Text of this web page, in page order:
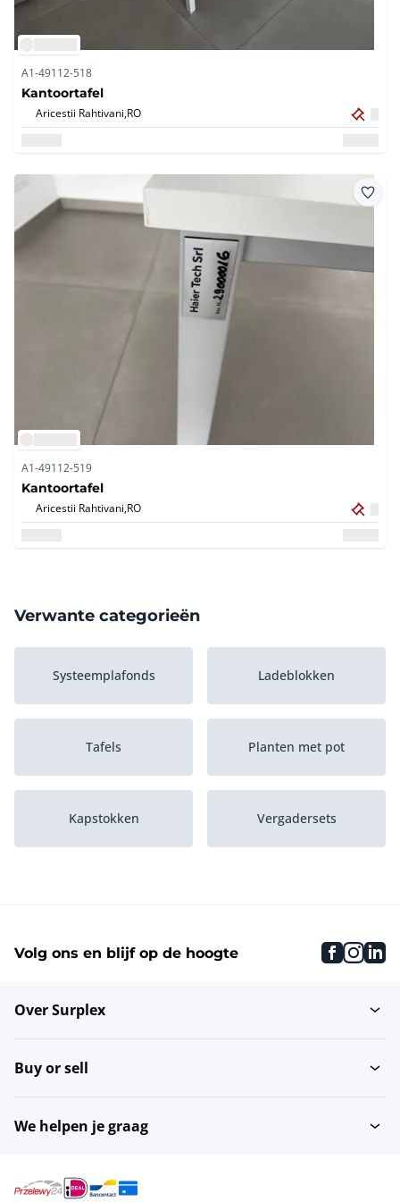
A1-49112-518
Kantoortafel
Aricestii Rahtivani,RO
A1-49112-519
Kantoortafel
Aricestii Rahtivani,RO
Verwante categorieën
Systeemplafonds Ladeblokken
Tafels Planten met pot
Kapstokken Vergadersets
Dossierkasten Brandwerende kasten
Ladenkasten
Volg ons en blijf op de hoogte
Over Surplex
Buy or sell
We helpen je graag